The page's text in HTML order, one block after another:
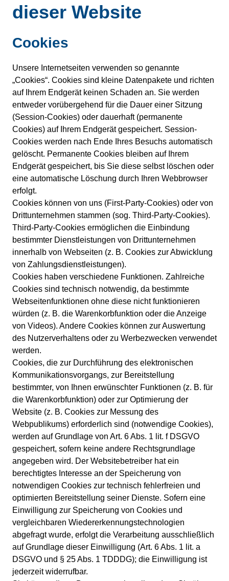
dieser Website
Cookies
Unsere Internetseiten verwenden so genannte
„Cookies“. Cookies sind kleine Datenpakete und richten
auf Ihrem Endgerät keinen Schaden an. Sie werden
entweder vorübergehend für die Dauer einer Sitzung
(Session-Cookies) oder dauerhaft (permanente
Cookies) auf Ihrem Endgerät gespeichert. Session-
Cookies werden nach Ende Ihres Besuchs automatisch
gelöscht. Permanente Cookies bleiben auf Ihrem
Endgerät gespeichert, bis Sie diese selbst löschen oder
eine automatische Löschung durch Ihren Webbrowser
erfolgt.
Cookies können von uns (First-Party-Cookies) oder von
Drittunternehmen stammen (sog. Third-Party-Cookies).
Third-Party-Cookies ermöglichen die Einbindung
bestimmter Dienstleistungen von Drittunternehmen
innerhalb von Webseiten (z. B. Cookies zur Abwicklung
von Zahlungsdienstleistungen).
Cookies haben verschiedene Funktionen. Zahlreiche
Cookies sind technisch notwendig, da bestimmte
Webseitenfunktionen ohne diese nicht funktionieren
würden (z. B. die Warenkorbfunktion oder die Anzeige
von Videos). Andere Cookies können zur Auswertung
des Nutzerverhaltens oder zu Werbezwecken verwendet
werden.
Cookies, die zur Durchführung des elektronischen
Kommunikationsvorgangs, zur Bereitstellung
bestimmter, von Ihnen erwünschter Funktionen (z. B. für
die Warenkorbfunktion) oder zur Optimierung der
Website (z. B. Cookies zur Messung des
Webpublikums) erforderlich sind (notwendige Cookies),
werden auf Grundlage von Art. 6 Abs. 1 lit. f DSGVO
gespeichert, sofern keine andere Rechtsgrundlage
angegeben wird. Der Websitebetreiber hat ein
berechtigtes Interesse an der Speicherung von
notwendigen Cookies zur technisch fehlerfreien und
optimierten Bereitstellung seiner Dienste. Sofern eine
Einwilligung zur Speicherung von Cookies und
vergleichbaren Wiedererkennungstechnologien
abgefragt wurde, erfolgt die Verarbeitung ausschließlich
auf Grundlage dieser Einwilligung (Art. 6 Abs. 1 lit. a
DSGVO und § 25 Abs. 1 TDDDG); die Einwilligung ist
jederzeit widerrufbar.